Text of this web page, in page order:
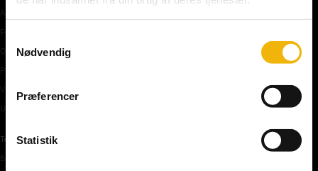
Nødvendig
Præferencer
Statistik
Advarselstavler
Forbudstavler
Oplysningstavler
Påbudstavler
Vigepligtstavler
Undertavler
Teoriundervisning
Bilens teknik